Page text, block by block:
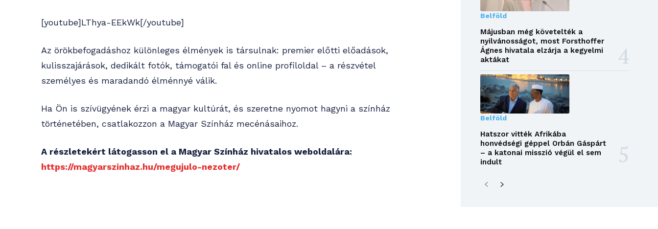
[youtube]LThya-EEkWk[/youtube]
Az örökbefogadáshoz különleges élmények is társulnak: premier előtti előadások,
kulisszajárások, dedikált fotók, támogatói fal és online profiloldal – a részvétel
személyes és maradandó élménnyé válik.
Ha Ön is szívügyének érzi a magyar kultúrát, és szeretne nyomot hagyni a színház
történetében, csatlakozzon a Magyar Színház mecénásaihoz.
A részletekért látogasson el a Magyar Színház hivatalos weboldalára:
https://magyarszinhaz.hu/megujulo-nezoter/
Belföld
Májusban még követelték a
nyilvánosságot, most Forsthoffer
Ágnes hivatala elzárja a kegyelmi
aktákat
Belföld
Hatszor vitték Afrikába
honvédségi géppel Orbán Gáspárt
– a katonai misszió végül el sem
indult